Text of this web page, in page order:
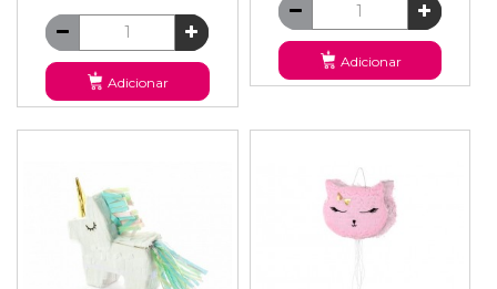
Adicionar
Adicionar